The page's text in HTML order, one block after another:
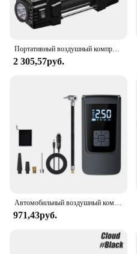
is a must-have for anyone
efficient inflation solution.
Портативный воздушный компрессор 12 В 150 фунтов на квадратный дюйм с манометром, мини-воздушный компрессор, двухцилиндровый сверхмощный насос для накачивания шин со светодиодной подсветкой
2 305,57руб.
Автомобильный воздушный компрессор насос для шин внешний аккумулятор Многофункциональный портативный манометр для автомобиля надувные кровати для велосипеда мотоцикла
971,43руб.